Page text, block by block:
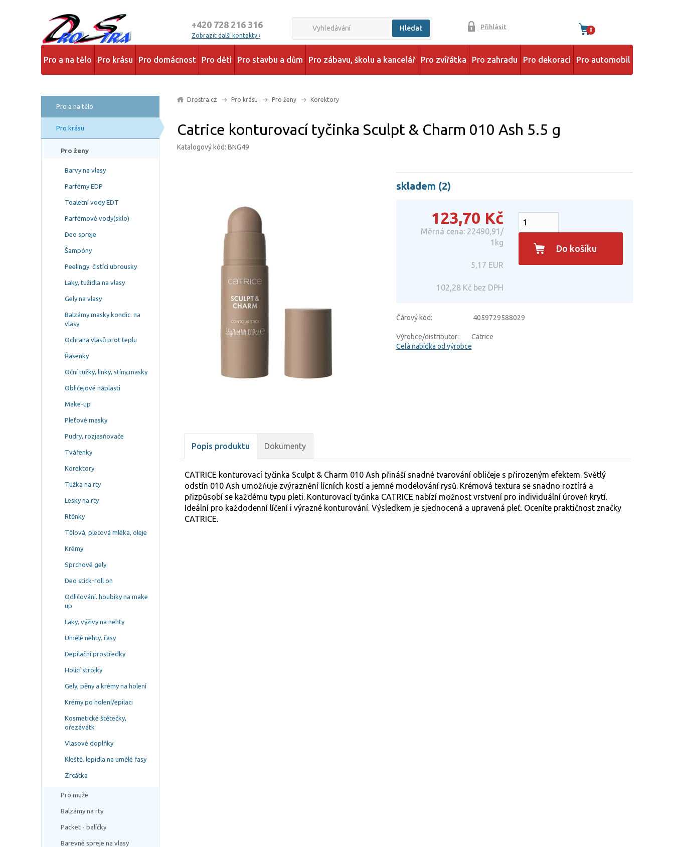
+420 728 216 316
Zobrazit další kontakty ›
Hledat Přihlásit 0
Pro a na tělo Pro krásu Pro domácnost Pro děti Pro stavbu a dům Pro zábavu, školu a kancelář Pro zvířátka Pro zahradu Pro dekoraci Pro automobil
Pro a na tělo
Pro krásu
Pro ženy
Barvy na vlasy
Parfémy EDP
Toaletní vody EDT
Parfémové vody(sklo)
Deo spreje
Šampóny
Peelingy. čistící ubrousky
Laky, tužidla na vlasy
Gely na vlasy
Balzámy.masky.kondic. na
vlasy
Ochrana vlasů prot teplu
Řasenky
Oční tužky, linky, stíny,masky
Obličejové náplasti
Make-up
Pleťové masky
Pudry, rozjasňovače
Tvářenky
Korektory
Tužka na rty
Lesky na rty
Rtěnky
Tělová, pleťová mléka, oleje
Krémy
Sprchové gely
Deo stick-roll on
Odličování. houbiky na make
up
Laky, výživy na nehty
Umělé nehty. řasy
Depilační prostředky
Holící strojky
Gely, pěny a krémy na holení
Krémy po holení/epilaci
Kosmetické štětečky,
ořezávátk
Vlasové doplňky
Kleště. lepidla na umělé řasy
Zrcátka
Pro muže
Balzámy na rty
Packet - balíčky
Barevné spreje na vlasy
Drostra.cz Pro krásu Pro ženy Korektory
Catrice konturovací tyčinka Sculpt & Charm 010 Ash 5.5 g
Katalogový kód: BNG49
skladem (2)
123,70 Kč
Měrná cena: 22490,91/
1kg
5,17 EUR
102,28 Kč bez DPH
Do košíku
Čárový kód: 4059729588029
Výrobce/distributor:
Catrice
Celá nabídka od výrobce
Popis produktu Dokumenty
CATRICE konturovací tyčinka Sculpt & Charm 010 Ash přináší snadné tvarování obličeje s přirozeným efektem. Světlý
odstín 010 Ash umožňuje zvýraznění lícních kostí a jemné modelování rysů. Krémová textura se snadno roztírá a
přizpůsobí se každému typu pleti. Konturovací tyčinka CATRICE nabízí možnost vrstvení pro individuální úroveň krytí.
Ideální pro každodenní líčení i výrazné konturování. Výsledkem je sjednocená a upravená pleť. Oceníte praktičnost značky
CATRICE.